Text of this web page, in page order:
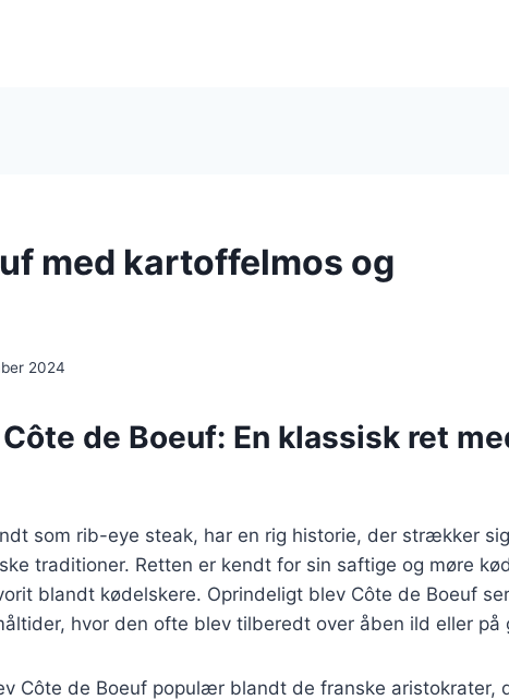
med kartoffelmos og
2024
de Boeuf: En klassisk ret
som rib-eye steak, har en rig historie, der strækker
traditioner. Retten er kendt for sin saftige og møre
blandt kødelskere. Oprindeligt blev Côte de Boeuf
hvor den ofte blev tilberedt over åben ild eller på
Côte de Boeuf populær blandt de franske aristokrater,